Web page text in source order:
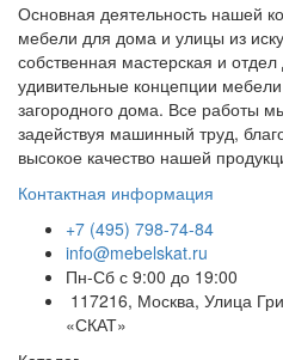
Основная деятельность нашей
мебели для дома и улицы из
собственная мастерская и
удивительные концепции
загородного дома. Все работы
задействуя машинный труд,
высокое качество нашей
Контактная информация
+7 (495) 798-74-84
info@mebelskat.ru
Пн-Сб с 9:00 до 19:00
117216, Москва, Улица
«СКАТ»